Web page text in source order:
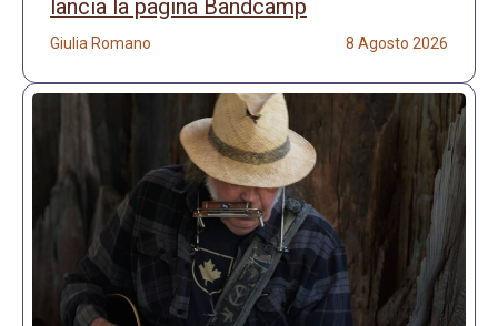
lancia la pagina Bandcamp
Giulia Romano 8 Agosto 2026